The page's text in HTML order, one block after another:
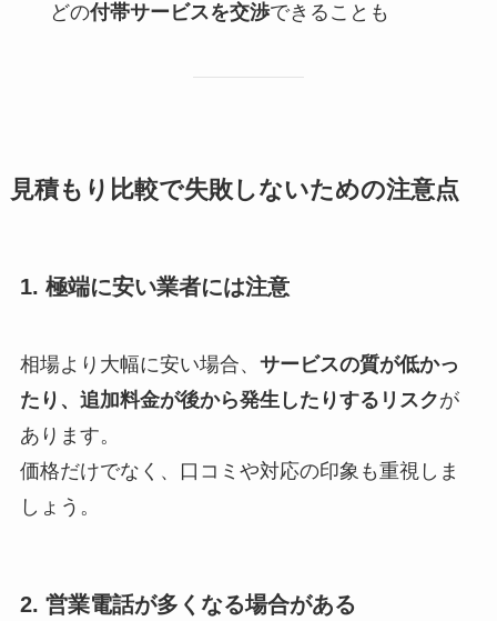
どの付帯サービスを交渉できることも
見積もり比較で失敗しないための注意点
1. 極端に安い業者には注意
相場より大幅に安い場合、 サービスの質が低かっ
たり、追加料金が後から発生したりするリスクが
あります。
価格だけでなく、口コミや対応の印象も重視しま
しょう。
2. 営業電話が多くなる場合がある